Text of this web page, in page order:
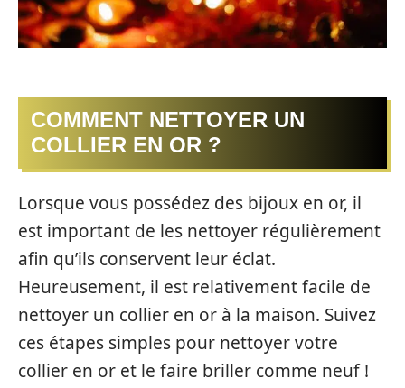
COMMENT NETTOYER UN
COLLIER EN OR ?
Lorsque vous possédez des bijoux en or, il
est important de les nettoyer régulièrement
afin qu’ils conservent leur éclat.
Heureusement, il est relativement facile de
nettoyer un collier en or à la maison. Suivez
ces étapes simples pour nettoyer votre
collier en or et le faire briller comme neuf !